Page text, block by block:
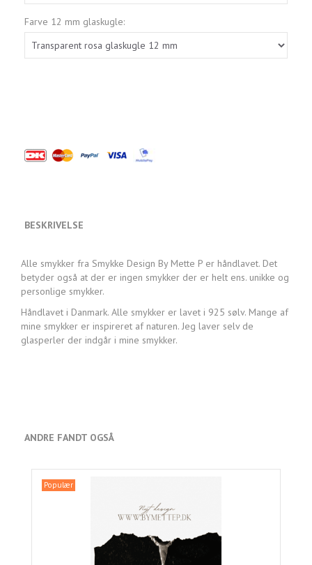
Farve 12 mm glaskugle:
BESKRIVELSE
Alle smykker fra Smykke Design By Mette P er håndlavet. Det
betyder også at der er ingen smykker der er helt ens. unikke og
personlige smykker.
Håndlavet i Danmark. Alle smykker er lavet i 925 sølv. Mange af
mine smykker er inspireret af naturen. Jeg laver selv de
glasperler der indgår i mine smykker.
ANDRE FANDT OGSÅ
Populær